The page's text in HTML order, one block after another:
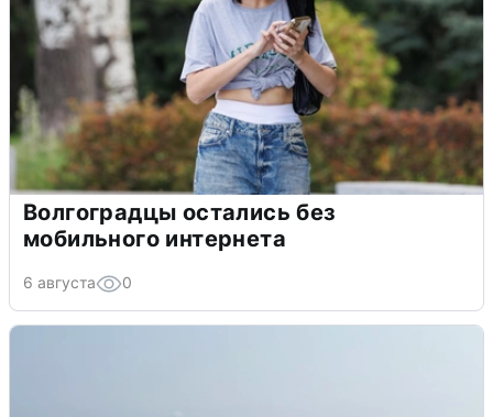
Волгоградцы остались без
мобильного интернета
6 августа 0